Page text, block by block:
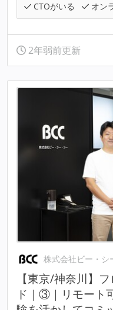
CTOがいる
オン
2年弱前更新
株式会社ビー・シ
【東京/神奈川】
ド｜③｜リモート